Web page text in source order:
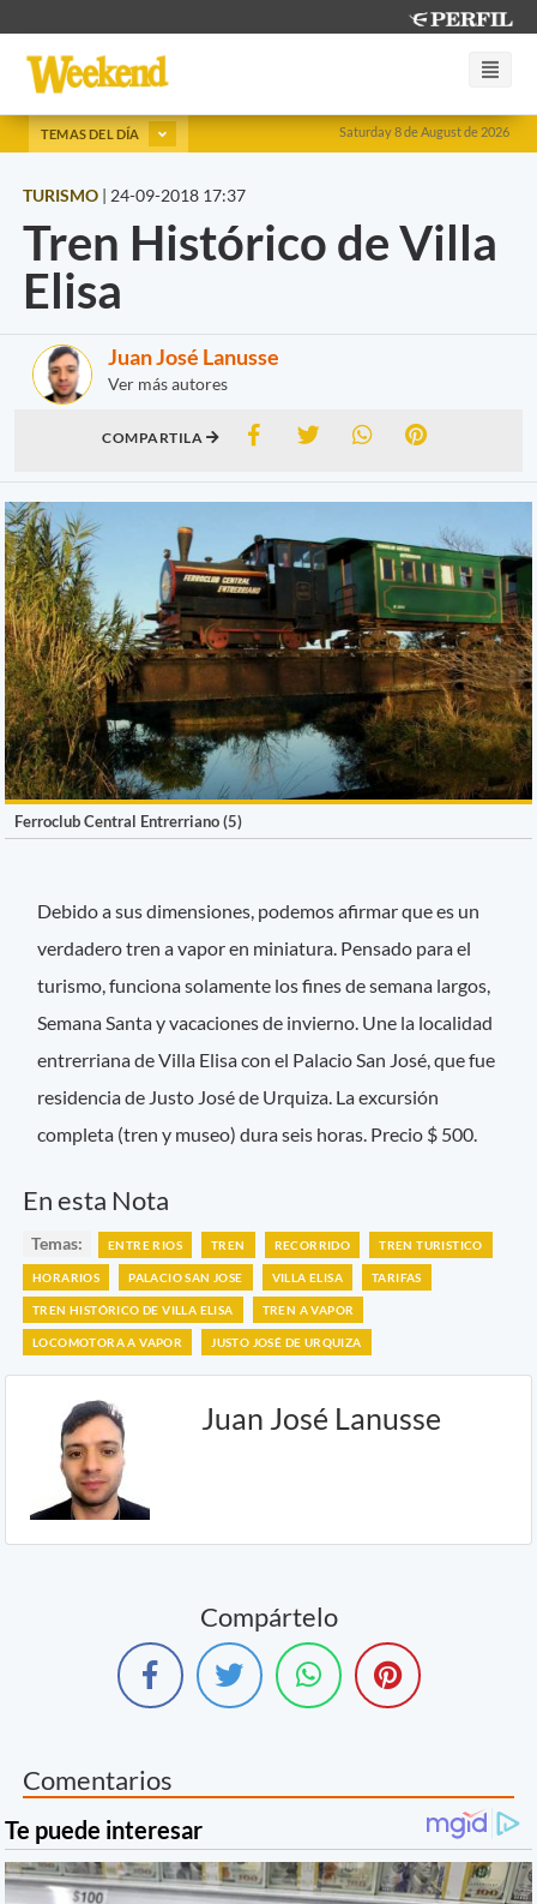
Saturday 8 de August de 2026
TEMAS DEL DÍA
TURISMO | 24-09-2018 17:37
Tren Histórico de Villa
Elisa
Juan José Lanusse
Ver más autores
COMPARTILA
Ferroclub Central Entrerriano (5)
Debido a sus dimensiones, podemos afirmar que es un
verdadero tren a vapor en miniatura. Pensado para el
turismo, funciona solamente los fines de semana largos,
Semana Santa y vacaciones de invierno. Une la localidad
entrerriana de Villa Elisa con el Palacio San José, que fue
residencia de Justo José de Urquiza. La excursión
completa (tren y museo) dura seis horas. Precio $ 500.
En esta Nota
Temas: ENTRE RIOS TREN RECORRIDO TREN TURISTICO
HORARIOS PALACIO SAN JOSE VILLA ELISA TARIFAS
TREN HISTÓRICO DE VILLA ELISA TREN A VAPOR
LOCOMOTORA A VAPOR JUSTO JOSÉ DE URQUIZA
Juan José Lanusse
Compártelo
Comentarios